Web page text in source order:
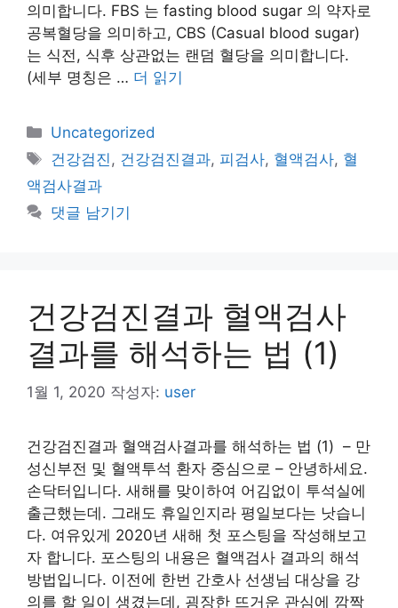
의미합니다. FBS 는 fasting blood sugar 의 약자로
공복혈당을 의미하고, CBS (Casual blood sugar)
는 식전, 식후 상관없는 랜덤 혈당을 의미합니다.
(세부 명칭은 … 더 읽기
카
테
리
Uncategorized
태
그
건강검진 , 건강검진결과, 피검사, 혈액검사, 혈
액검사결과
댓글 남기기
건강검진결과 혈액검사
결과를 해석하는 법 (1)
1월 1, 2020 작성자: user
건강검진결과 혈액검사결과를 해석하는 법 (1) – 만
성신부전 및 혈액투석 환자 중심으로 – 안녕하세요.
손닥터입니다. 새해를 맞이하여 어김없이 투석실에
출근했는데. 그래도 휴일인지라 평일보다는 낫습니
다. 여유있게 2020년 새해 첫 포스팅을 작성해보고
자 합니다. 포스팅의 내용은 혈액검사 결과의 해석
방법입니다. 이전에 한번 간호사 선생님 대상을 강
의를 할 일이 생겼는데, 굉장한 뜨거운 관심에 깜짝